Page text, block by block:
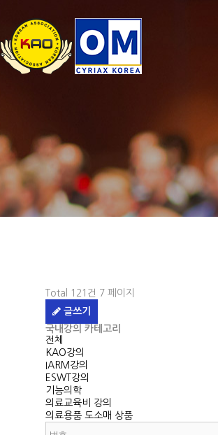
Total 121건
7 페이지
글쓰기
국내강의 카테고리
전체
KAO강의
IARM강의
ESWT강의
기능의학
의료교육비 강의
의료용품 도소매 상품